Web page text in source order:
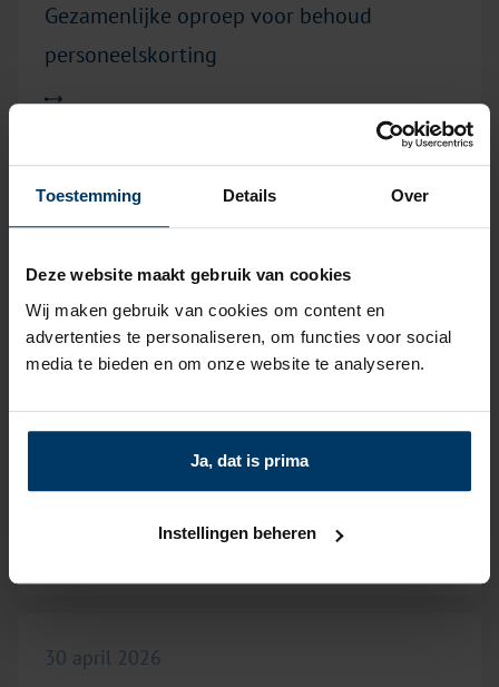
Toestemming Details Over
Deze website maakt gebruik van cookies
Wij maken gebruik van cookies om content en
advertenties te personaliseren, om functies voor social
media te bieden en om onze website te analyseren.
Ja, dat is prima
Instellingen beheren
Gezamenlijke oproep voor behoud
personeelskorting
04 juni 2026
Statement over de verkoop van door AI
gegenereerde boeken in Nederlandse
Lees meer over "Statement over de verkoop van door AI
30 april 2026